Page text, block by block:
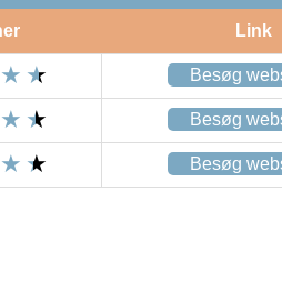
Link
Besøg
Besøg
Besøg